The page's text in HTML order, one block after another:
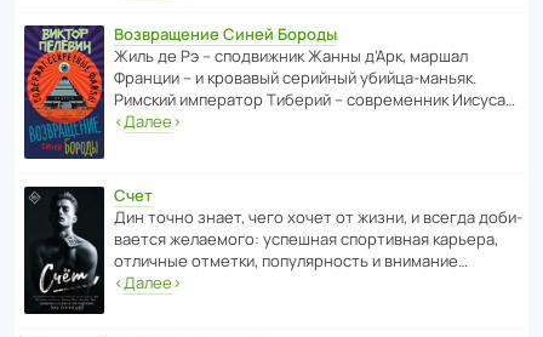
Возвращение Синей Бороды
Жиль де Рэ – спод­ви­жник Жанны д’Арк, маршал
Франции – и кровавый серийный убийца-маньяк.
Римский импе­ратор Тиберий – совре­менник Иисуса…
‹Далее›
Счет
Дин точно знает, чего хочет от жизни, и всегда доби­
ва­ется жела­е­мого: успе­шная спор­ти­вная карьера,
отли­чные отметки, попу­ля­р­ность и внимание…
‹Далее›